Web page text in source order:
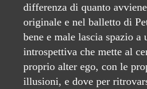
differenza di quanto
originale e nel balletto di
bene e male lascia spazio a
introspettiva che mette al
proprio alter ego, con le
illusioni, e dove per